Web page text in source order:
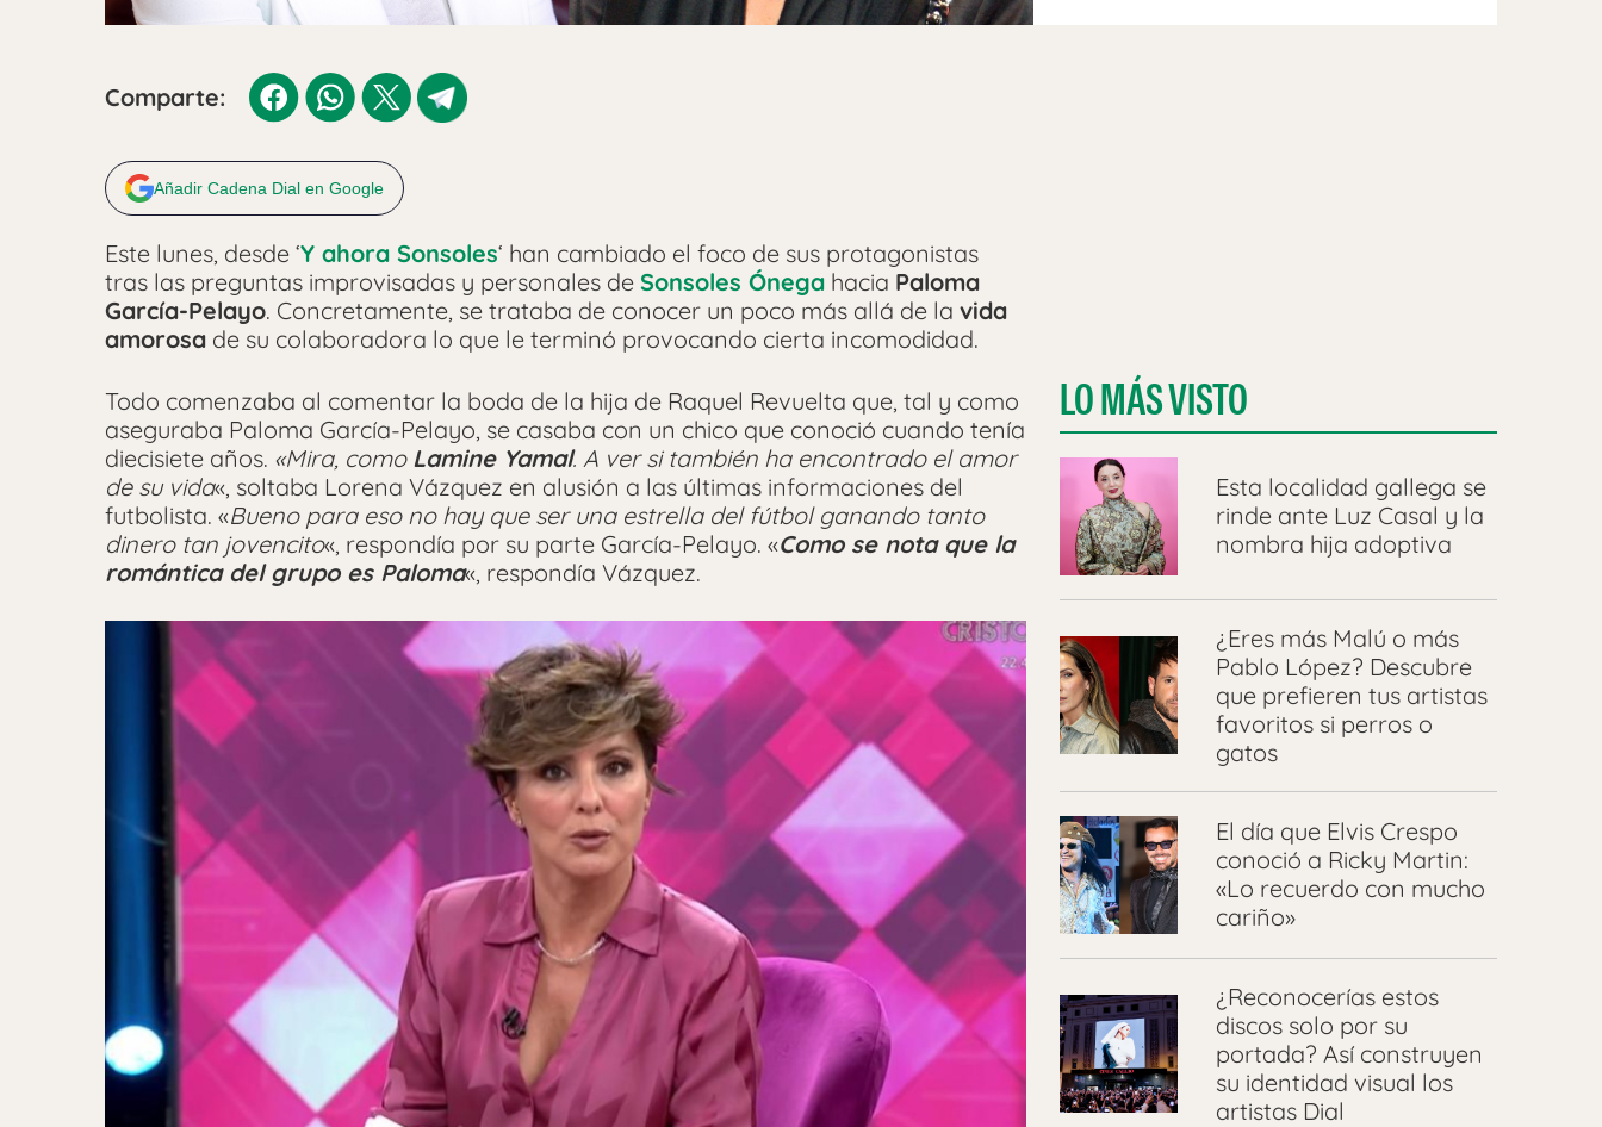
Comparte:
Añadir Cadena Dial en Google
Este lunes, desde ‘Y ahora Sonsoles‘ han cambiado el foco de sus protagonistas
tras las preguntas improvisadas y personales de Sonsoles Ónega hacia Paloma
García-Pelayo. Concretamente, se trataba de conocer un poco más allá de la vida
amorosa de su colaboradora lo que le terminó provocando cierta incomodidad.
Todo comenzaba al comentar la boda de la hija de Raquel Revuelta que, tal y como
aseguraba Paloma García-Pelayo, se casaba con un chico que conoció cuando tenía
diecisiete años. «Mira, como Lamine Yamal. A ver si también ha encontrado el amor
de su vida«, soltaba Lorena Vázquez en alusión a las últimas informaciones del
futbolista. «Bueno para eso no hay que ser una estrella del fútbol ganando tanto
dinero tan jovencito«, respondía por su parte García-Pelayo. «Como se nota que la
romántica del grupo es Paloma«, respondía Vázquez.
LO MÁS VISTO
Esta localidad gallega se
rinde ante Luz Casal y la
nombra hija adoptiva
¿Eres más Malú o más
Pablo López? Descubre
que prefieren tus artistas
favoritos si perros o
gatos
El día que Elvis Crespo
conoció a Ricky Martin:
«Lo recuerdo con mucho
cariño»
¿Reconocerías estos
discos solo por su
portada? Así construyen
su identidad visual los
artistas Dial